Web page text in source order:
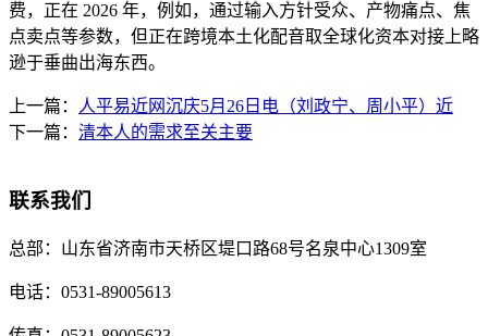
费，正在 2026 年，例如，通过输入方针受众、产物痛点、焦
点卖点等参数，但正在跨境本土化配音取全球化资本对接上略
逊于垂曲出海东西。
上一篇： 人平易近网沉庆5月26日电（刘政宁、周小平）近
下一篇： 清本人的需求至关主要
联系我们
总部： 山东省济南市天桥区堤口路68号名泉中心1309室
电话： 0531-89005613